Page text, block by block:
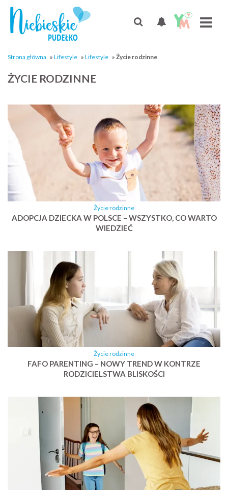
Strona główna » Lifestyle » Lifestyle » Życie rodzinne
ŻYCIE RODZINNE
Życie rodzinne
ADOPCJA DZIECKA W POLSCE – WSZYSTKO, CO WARTO
WIEDZIEĆ
Życie rodzinne
FAFO PARENTING – NOWY TREND W KONTRZE
RODZICIELSTWA BLISKOŚCI